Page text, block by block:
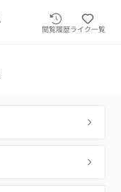
閲覧履歴ライク一覧